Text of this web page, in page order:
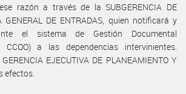
razón a través de la SUBGERENCIA DE
GENERAL DE ENTRADAS, quien notificará y
el sistema de Gestión Documental
a las dependencias intervinientes.
EJECUTIVA DE PLANEAMIENTO Y
efectos.